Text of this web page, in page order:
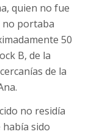
quien no fue
no portaba
50
B, de la
de la
no residía
sido